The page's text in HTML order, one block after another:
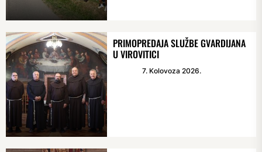
PRIMOPREDAJA SLUŽBE GVARDIJANA
U VIROVITICI
7. Kolovoza 2026.